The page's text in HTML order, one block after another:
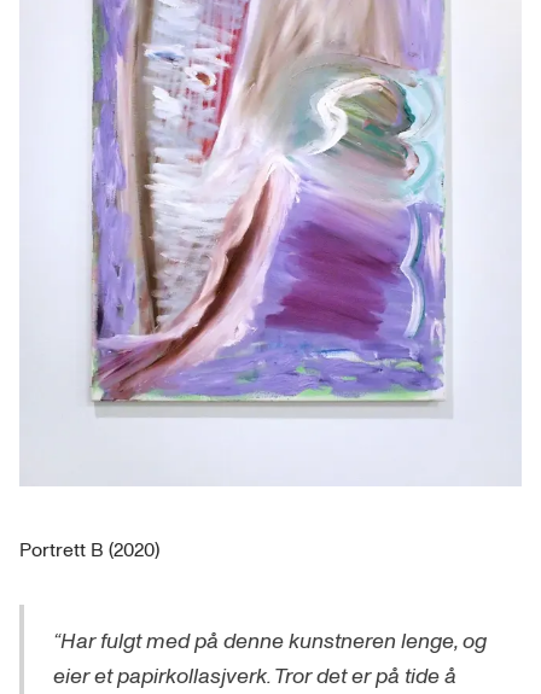
Portrett B (2020)
“Har fulgt med på denne kunstneren lenge, og
eier et papirkollasjverk. Tror det er på tide å